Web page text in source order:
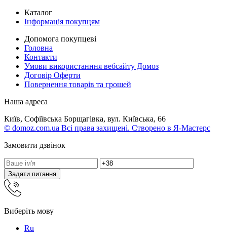
Каталог
Інформація покупцям
Допомога покупцеві
Головна
Контакти
Умови використанння вебсайту Домоз
Договір Оферти
Повернення товарів та грошей
Наша адреса
Київ, Софіївська Борщагівка, вул. Київська, 66
© domoz.com.ua Всі права захищені. Створено в Я-Мастерс
Замовити дзвінок
Задати питання
Виберіть мову
Ru